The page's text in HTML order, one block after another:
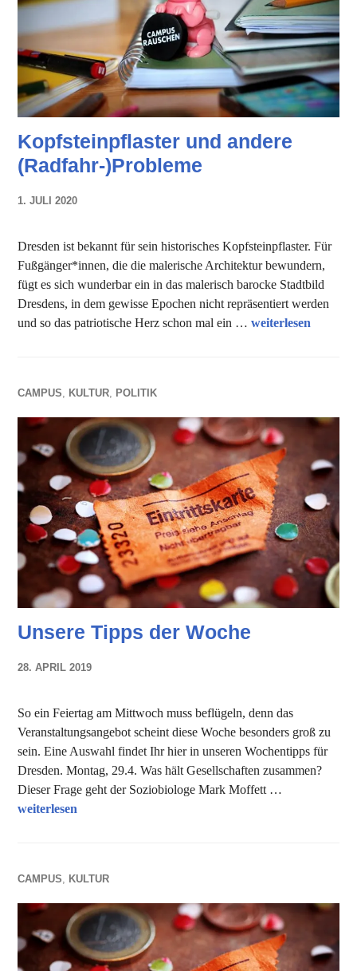
Kopfsteinpflaster und andere
(Radfahr-)Probleme
1. JULI 2020
Dresden ist bekannt für sein historisches Kopfsteinpflaster. Für
Fußgänger*innen, die die malerische Architektur bewundern,
fügt es sich wunderbar ein in das malerisch barocke Stadtbild
Dresdens, in dem gewisse Epochen nicht repräsentiert werden
und so das patriotische Herz schon mal ein …Kopfsteinpflaster
weiterlesen
CAMPUS, KULTUR, POLITIK
Unsere Tipps der Woche
28. APRIL 2019
So ein Feiertag am Mittwoch muss beflügeln, denn das
Veranstaltungsangebot scheint diese Woche besonders groß zu
sein. Eine Auswahl findet Ihr hier in unseren Wochentipps für
Dresden. Montag, 29.4. Was hält Gesellschaften zusammen?
Dieser Frage geht der Soziobiologe Mark Moffett …
Unsere Tipps der Woche
weiterlesen
CAMPUS KULTUR